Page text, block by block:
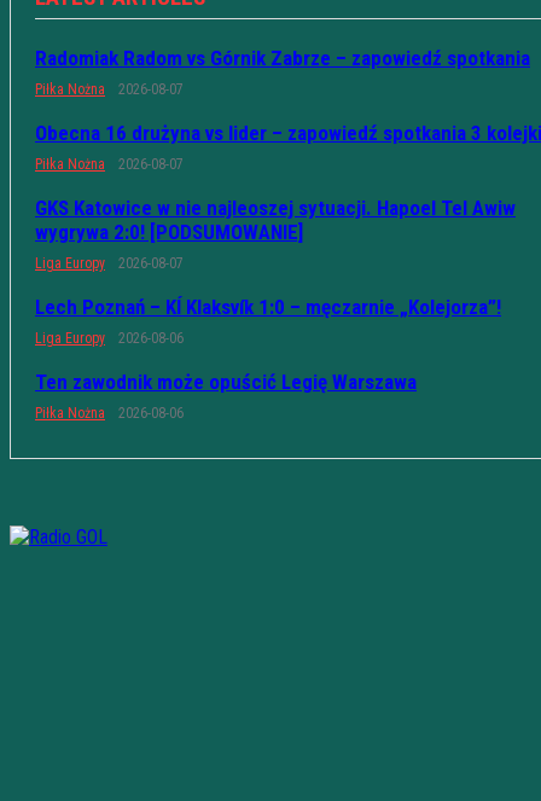
Radomiak Radom vs Górnik Zabrze – zapowiedź spotkania
Piłka Nożna 2026-08-07
Obecna 16 drużyna vs lider – zapowiedź spotkania 3 kolejki
Piłka Nożna 2026-08-07
GKS Katowice w nie najleoszej sytuacji. Hapoel Tel Awiw
wygrywa 2:0! [PODSUMOWANIE]
Liga Europy 2026-08-07
Lech Poznań – KÍ Klaksvík 1:0 – męczarnie „Kolejorza”!
Liga Europy 2026-08-06
Ten zawodnik może opuścić Legię Warszawa
Piłka Nożna 2026-08-06